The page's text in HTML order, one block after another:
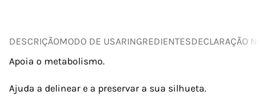
DESCRIÇÃOMODO DE USARINGREDIENTESDECLARAÇÃO
Apoia o metabolismo.
Ajuda a delinear e a preservar a sua silhueta.